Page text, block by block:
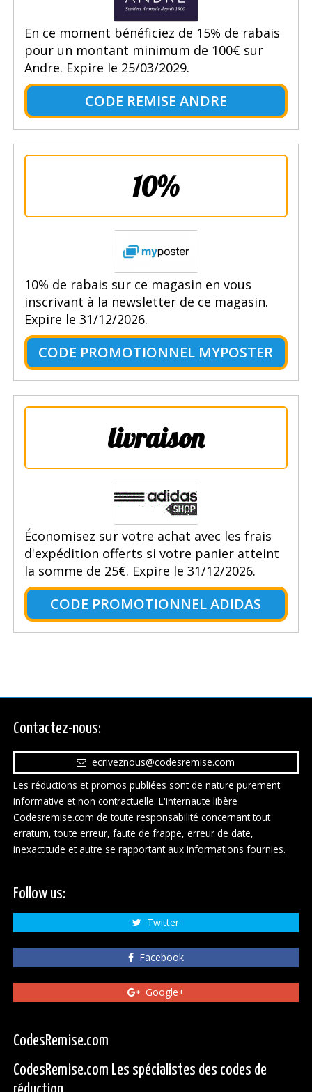
En ce moment bénéficiez de 15% de rabais
pour un montant minimum de 100€ sur
Andre. Expire le 25/03/2029.
CODE REMISE ANDRE
10%
10% de rabais sur ce magasin en vous
inscrivant à la newsletter de ce magasin.
Expire le 31/12/2026.
CODE PROMOTIONNEL MYPOSTER
livraison
Économisez sur votre achat avec les frais
d'expédition offerts si votre panier atteint
la somme de 25€. Expire le 31/12/2026.
CODE PROMOTIONNEL ADIDAS
Contactez-nous:
ecriveznous@codesremise.com
Les réductions et promos publiées sont de nature purement
informative et non contractuelle. L'internaute libère
Codesremise.com de toute responsabilité concernant tout
erratum, toute erreur, faute de frappe, erreur de date,
inexactitude et autre se rapportant aux informations fournies.
Follow us:
Twitter
Facebook
Google+
CodesRemise.com
CodesRemise.com Les spécialistes des codes de